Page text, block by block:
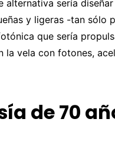
alternativa sería
y ligeras -tan sólo
que sería
la vela con fotones,
de 70